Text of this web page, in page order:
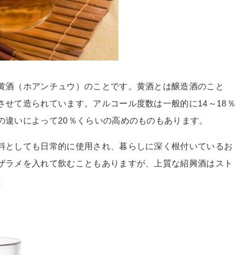
（ホアンチュウ）のことです。黄酒とは醸造酒のこと
て造られています。アルコール度数は一般的に14～18％
いによって20％くらいの高めのものもあります。
しても日常的に使用され、暮らしに深く根付いているお
メを入れて飲むこともありますが、上質な紹興酒はスト